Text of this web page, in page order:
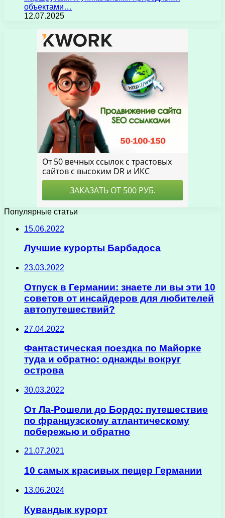
объектами…
12.07.2025
Популярные статьи
15.06.2022
Лучшие курорты Барбадоса
23.03.2022
Отпуск в Германии: знаете ли вы эти 10
советов от инсайдеров для любителей
автопутешествий?
27.04.2022
Фантастическая поездка по Майорке
туда и обратно: однажды вокруг
острова
30.03.2022
От Ла-Рошели до Бордо: путешествие
по французскому атлантическому
побережью и обратно
21.07.2021
10 самых красивых пещер Германии
13.06.2024
Кувандык курорт